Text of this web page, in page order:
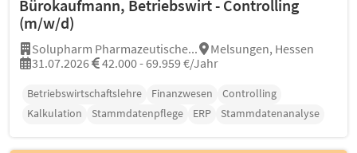
Bürokaufmann, Betriebswirt - Controlling
(m/w/d)
Solupharm Pharmazeutische...
Melsungen, Hessen
31.07.2026
42.000 - 69.959 €/Jahr
Betriebswirtschaftslehre Finanzwesen
Controlling
Kalkulation
Stammdatenpflege ERP Stammdatenanalyse